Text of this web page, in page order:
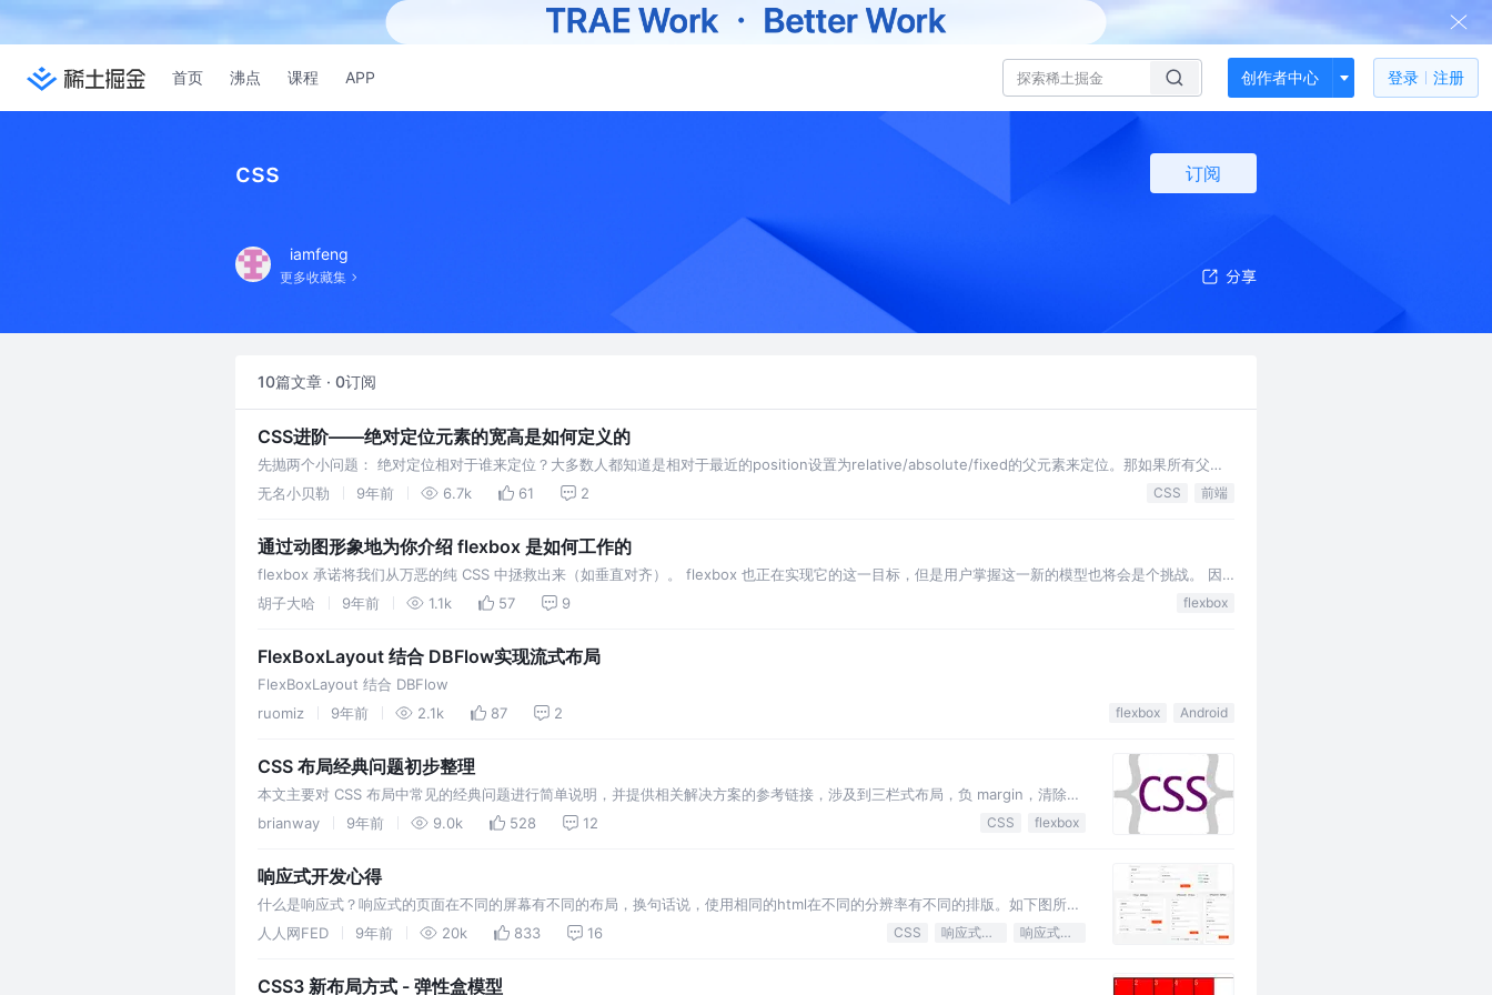
首页 沸点 课程 APP 创作者中心 登录 注册
css 订阅
iamfeng
更多收藏集
10篇文章 · 0订阅
CSS进阶——绝对定位元素的宽高是如何定义的
先抛两个小问题： 绝对定位相对于谁来定位？大多数人都知道是相对于最近的position设置为relative/absolute/fixed的父元素来定位。那如果所有父元
素的position都没有设置上面三个值，那又是相对谁来定位呢？ 包含块是什么？初始包含块又是什么？元素A包含…
无名小贝勒 9年前 6.7k 61 2 CSS 前端
通过动图形象地为你介绍 flexbox 是如何工作的
flexbox 承诺将我们从万恶的纯 CSS 中拯救出来（如垂直对齐）。 flexbox 也正在实现它的这一目标，但是用户掌握这一新的模型也将会是个挑战。 因
此在这里，我们将会用动图介绍 flexbox 是如何工作的，使得我们可以用它来做更好的布局。
胡子大哈 9年前 1.1k 57 9 flexbox
FlexBoxLayout 结合 DBFlow实现流式布局
FlexBoxLayout 结合 DBFlow
ruomiz
9年前 2.1k 87 2 flexbox Android
CSS 布局经典问题初步整理
本文主要对 CSS 布局中常见的经典问题进行简单说明，并提供相关解决方案的参考链接，涉及到三栏式布局，负 margin，清除浮
动，居中布局，响应式设计，Flexbox 布局，等等。
brianway 9年前 9.0k 528 12 CSS flexbox
响应式开发心得
什么是响应式？响应式的页面在不同的屏幕有不同的布局，换句话说，使用相同的html在不同的分辨率有不同的排版。如下图所
示： 响应式布局是为了解决适配的问题，传统的开发方式是PC端开发一套，手机端再开发一套，而使用响应式布局只要开发一套
人人网FED 9年前 20k 833 16 CSS 响应式设计 响应式编程
CSS3 新布局方式 - 弹性盒模型